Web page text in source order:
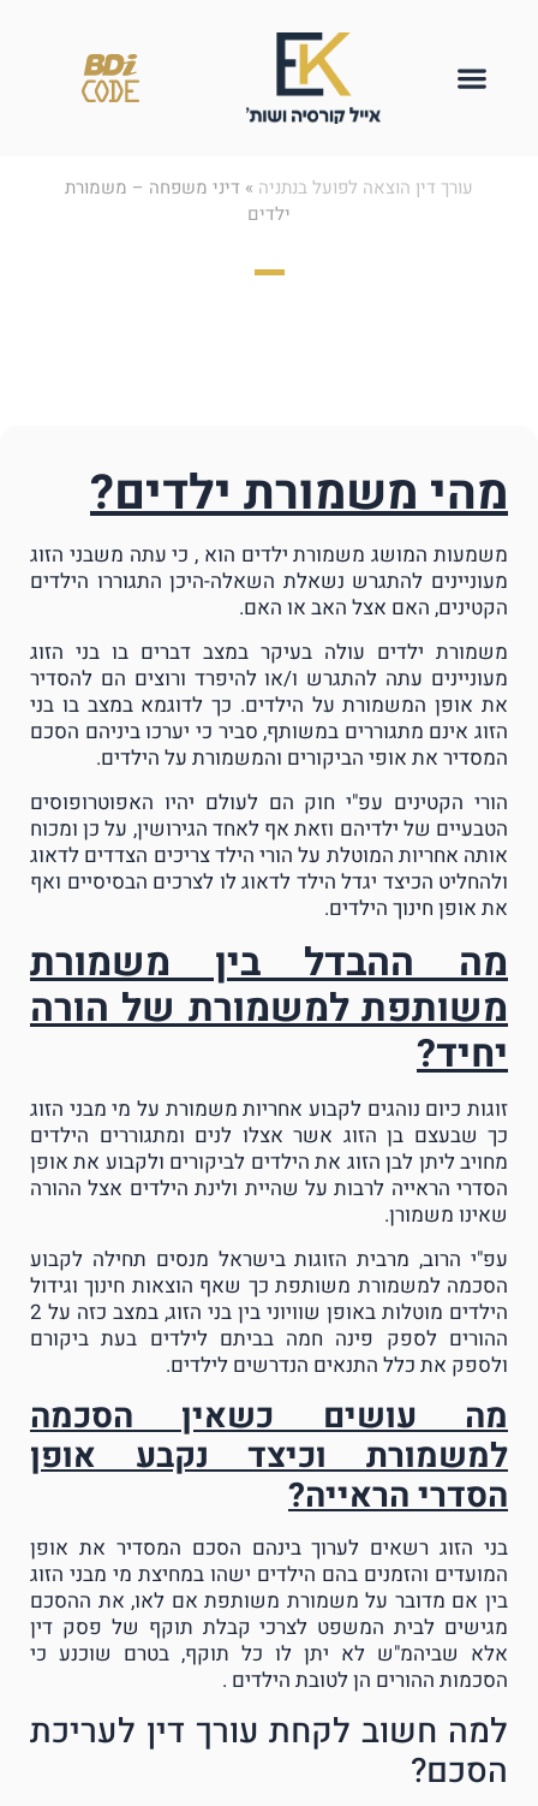
עורך דין הוצאה לפועל בנתניה » דיני משפחה – משמורת
ילדים
מהי משמורת ילדים?
משמעות המושג משמורת ילדים הוא , כי עתה משבני הזוג
מעוניינים להתגרש נשאלת השאלה-היכן התגוררו הילדים
הקטינים, האם אצל האב או האם.
משמורת ילדים עולה בעיקר במצב דברים בו בני הזוג
מעוניינים עתה להתגרש ו/או להיפרד ורוצים הם להסדיר
את אופן המשמורת על הילדים. כך לדוגמא במצב בו בני
הזוג אינם מתגוררים במשותף, סביר כי יערכו ביניהם הסכם
המסדיר את אופי הביקורים והמשמורת על הילדים.
הורי הקטינים עפ"י חוק הם לעולם יהיו האפוטרופוסים
הטבעיים של ילדיהם וזאת אף לאחד הגירושין, על כן ומכוח
אותה אחריות המוטלת על הורי הילד צריכים הצדדים לדאוג
ולהחליט הכיצד יגדל הילד לדאוג לו לצרכים הבסיסיים ואף
את אופן חינוך הילדים.
מה ההבדל בין משמורת
משותפת למשמורת של הורה
יחיד?
זוגות כיום נוהגים לקבוע אחריות משמורת על מי מבני הזוג
כך שבעצם בן הזוג אשר אצלו לנים ומתגוררים הילדים
מחויב ליתן לבן הזוג את הילדים לביקורים ולקבוע את אופן
הסדרי הראייה לרבות על שהיית ולינת הילדים אצל ההורה
שאינו משמורן.
עפ"י הרוב, מרבית הזוגות בישראל מנסים תחילה לקבוע
הסכמה למשמורת משותפת כך שאף הוצאות חינוך וגידול
הילדים מוטלות באופן שוויוני בין בני הזוג, במצב כזה על 2
ההורים לספק פינה חמה בביתם לילדים בעת ביקורם
ולספק את כלל התנאים הנדרשים לילדים.
מה עושים כשאין הסכמה
למשמורת וכיצד נקבע אופן
הסדרי הראייה?
בני הזוג רשאים לערוך בינהם הסכם המסדיר את אופן
המועדים והזמנים בהם הילדים ישהו במחיצת מי מבני הזוג
בין אם מדובר על משמורת משותפת אם לאו, את ההסכם
מגישים לבית המשפט לצרכי קבלת תוקף של פסק דין
אלא שביהמ"ש לא יתן לו כל תוקף, בטרם שוכנע כי
הסכמות ההורים הן לטובת הילדים .
למה חשוב לקחת עורך דין לעריכת
הסכם?